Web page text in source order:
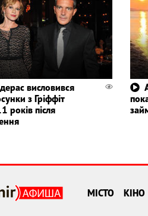
висловився
з Гріффіт
років після
МІСТО КІНО